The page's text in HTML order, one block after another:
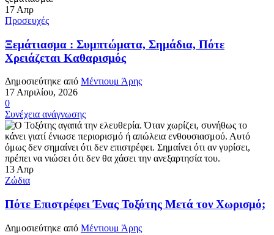
17 Απρ
Προσευχές
Ξεμάτιασμα : Συμπτώματα, Σημάδια, Πότε
Χρειάζεται Καθαρισμός
Δημοσιεύτηκε από Μέντιουμ Άρης
17 Απριλίου, 2026
0
Συνέχεια ανάγνωσης
13 Απρ
Ζώδια
Πότε Επιστρέφει Ένας Τοξότης Μετά τον Χωρισμό;
Δημοσιεύτηκε από Μέντιουμ Άρης